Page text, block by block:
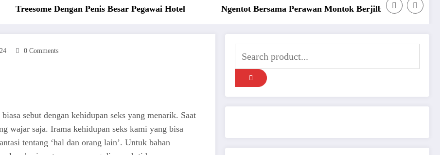
Hotel Ngentot Bersama Perawan Montok Berjilbab Ngentot Perawam Sampai Berdarah
0 Comments
sebut dengan kehidupan seks yang menarik. Saat
wajar saja. Irama kehidupan seks kami yang bisa
tentang ‘hal dan orang lain’. Untuk bahan